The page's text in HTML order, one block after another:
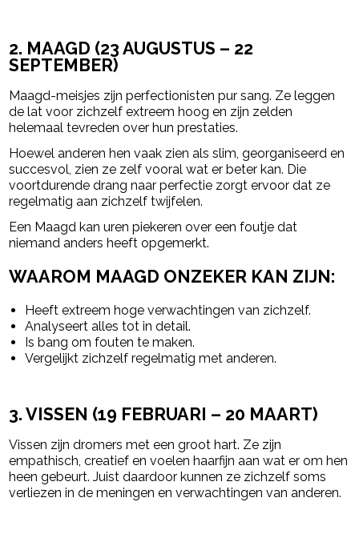
2. MAAGD (23 AUGUSTUS – 22
SEPTEMBER)
Maagd-meisjes zijn perfectionisten pur sang. Ze leggen
de lat voor zichzelf extreem hoog en zijn zelden
helemaal tevreden over hun prestaties.
Hoewel anderen hen vaak zien als slim, georganiseerd en
succesvol, zien ze zelf vooral wat er beter kan. Die
voortdurende drang naar perfectie zorgt ervoor dat ze
regelmatig aan zichzelf twijfelen.
Een Maagd kan uren piekeren over een foutje dat
niemand anders heeft opgemerkt.
WAAROM MAAGD ONZEKER KAN ZIJN:
Heeft extreem hoge verwachtingen van zichzelf.
Analyseert alles tot in detail.
Is bang om fouten te maken.
Vergelijkt zichzelf regelmatig met anderen.
3. VISSEN (19 FEBRUARI – 20 MAART)
Vissen zijn dromers met een groot hart. Ze zijn
empathisch, creatief en voelen haarfijn aan wat er om hen
heen gebeurt. Juist daardoor kunnen ze zichzelf soms
verliezen in de meningen en verwachtingen van anderen.